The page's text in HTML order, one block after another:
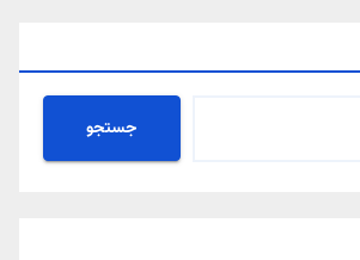
جستجو